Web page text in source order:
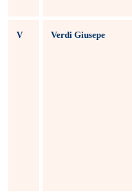
V Verdi Giusepe